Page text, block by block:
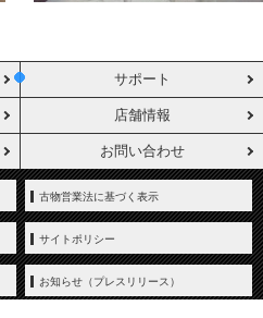
サポート
店舗情報
お問い合わせ
古物営業法に基づく表示
サイトポリシー
お知らせ（プレスリリース）